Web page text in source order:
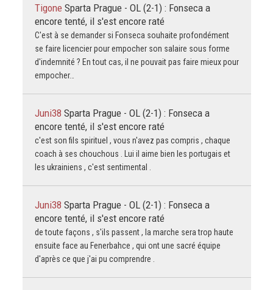
Tigone Sparta Prague - OL (2-1) : Fonseca a
encore tenté, il s'est encore raté
C'est à se demander si Fonseca souhaite profondément
se faire licencier pour empocher son salaire sous forme
d'indemnité ? En tout cas, il ne pouvait pas faire mieux pour
empocher…
Juni38 Sparta Prague - OL (2-1) : Fonseca a
encore tenté, il s'est encore raté
c'est son fils spirituel , vous n'avez pas compris , chaque
coach à ses chouchous . Lui il aime bien les portugais et
les ukrainiens , c'est sentimental .
Juni38 Sparta Prague - OL (2-1) : Fonseca a
encore tenté, il s'est encore raté
de toute façons , s'ils passent , la marche sera trop haute
ensuite face au Fenerbahce , qui ont une sacré équipe
d'après ce que j'ai pu comprendre .